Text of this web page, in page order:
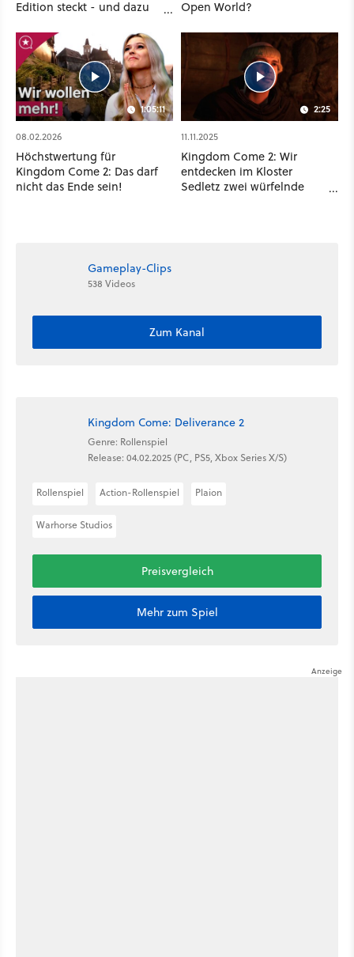
Edition steckt - und dazu
Stone Age
Open World?
1:05:11
08.02.2026
Höchstwertung für
Kingdom Come 2: Das darf
nicht das Ende sein!
2:25
11.11.2025
Kingdom Come 2: Wir
entdecken im Kloster
Sedletz zwei würfelnde
Gameplay-Clips
538 Videos
Zum Kanal
Kingdom Come: Deliverance 2
Genre: Rollenspiel
Release: 04.02.2025 (PC, PS5, Xbox Series X/S)
Rollenspiel Action-Rollenspiel Plaion
Warhorse Studios
Preisvergleich
Mehr zum Spiel